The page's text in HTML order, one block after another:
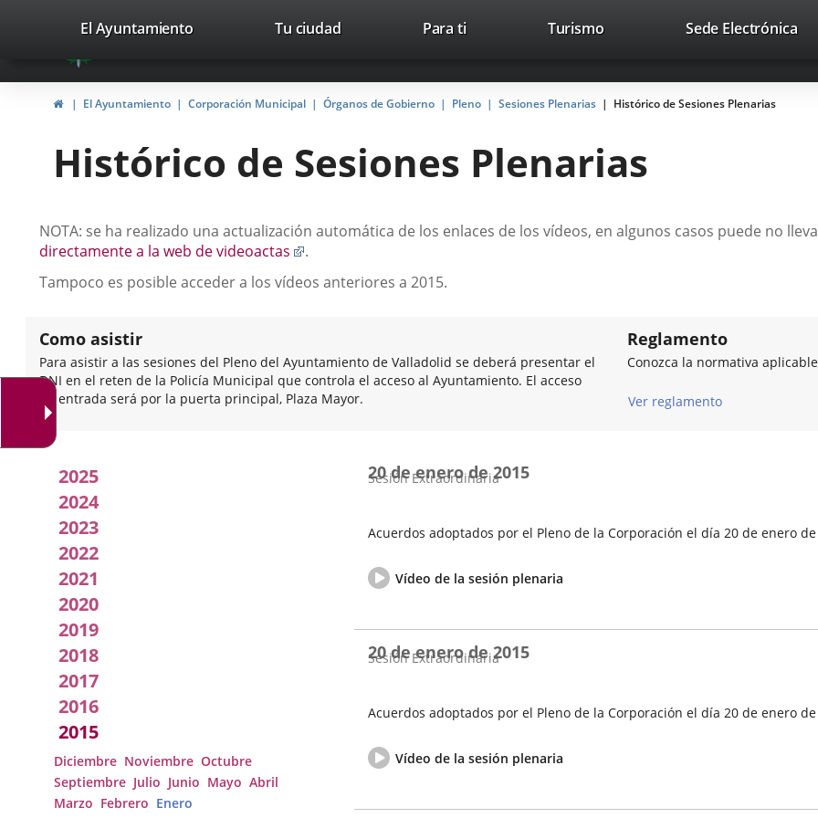
Portal
Web
del
avaTop Trabaja con nosotros Contacto
valladolid.es
El Ayuntamiento Tu ciudad Para ti TurismoEste
abrirá
en
ventana
nueva.
Sede Electrónica
InicioEl Ayuntamiento Corporación Municipal Órganos de Gobierno Pleno Sesiones Plenarias Histórico de Sesiones Plenarias
Histórico de Sesiones Plenarias
Descripción
NOTA: se ha realizado una actualización automática de los enlaces de los vídeos, en algunos casos puede no
directamente a la web de videoactas
Enlace
una
.
Tampoco es posible acceder a los vídeos anteriores a 2015.
Como asistir
Para asistir a las sesiones del Pleno del Ayuntamiento de Valladolid se deberá presentar el
DNI en el reten de la Policía Municipal que controla el acceso al Ayuntamiento. El acceso
de entrada será por la puerta principal, Plaza Mayor.
Reglamento
Conozca la normativa
Ver reglamento
Acuerdos
adoptados
por
el
pleno
2025
2024
2023
2022
2021
2020
2019
2018
2017
2016
2015
Diciembre Noviembre Octubre
Septiembre Julio Junio Mayo Abril
Marzo Febrero Enero
Acuerdos adoptados por el Pleno de la Corporación el día 20 de enero de
Sesión Extraordinaria
de
la
20 de enero de 2015
del
pleno
Vídeo de la sesión plenariaEnlace
aplicación
Acuerdos adoptados por el Pleno de la Corporación el día 20 de enero de
Sesión Extraordinaria
de
la
20 de enero de 2015
del
pleno
Vídeo de la sesión plenariaEnlace
aplicación